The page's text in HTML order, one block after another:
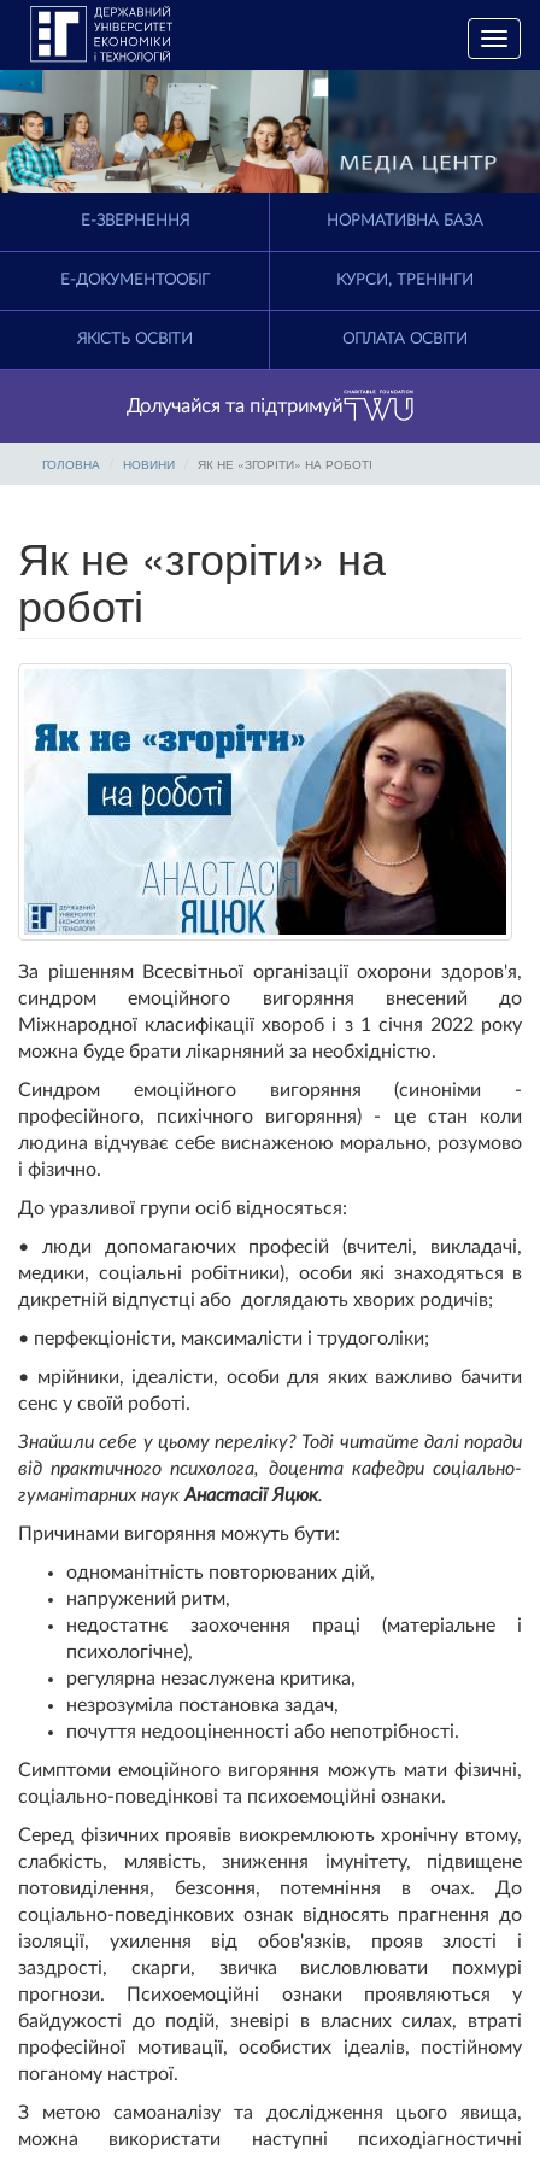
T
o
e
i
a
E-ЗВЕРНЕННЯ НОРМАТИВНА БАЗА
Е-ДОКУМЕНТООБІГ КУРСИ, ТРЕНІНГИ
ЯКІСТЬ ОСВІТИ ОПЛАТА ОСВІТИ
Долучайся та підтримуй
ГОЛОВНА НОВИНИ ЯК НЕ «ЗГОРІТИ» НА РОБОТІ
Як не «згоріти» на
роботі
За рішенням Всесвітньої організації охорони здоров'я,
синдром емоційного вигоряння внесений до
Міжнародної класифікації хвороб і з 1 січня 2022 року
можна буде брати лікарняний за необхідністю.
Синдром емоційного вигоряння (синоніми -
професійного, психічного вигоряння) - це стан коли
людина відчуває себе виснаженою морально, розумово
і фізично.
До уразливої групи осіб відносяться:
• люди допомагаючих професій (вчителі, викладачі,
медики, соціальні робітники), особи які знаходяться в
дикретній відпустці або доглядають хворих родичів;
• перфекціоністи, максималісти і трудоголіки;
• мрійники, ідеалісти, особи для яких важливо бачити
сенс у своїй роботі.
Знайшли себе у цьому переліку? Тоді читайте далі поради
від практичного психолога, доцента кафедри соціально-
гуманітарних наук Анастасії Яцюк.
Причинами вигоряння можуть бути:
одноманітність повторюваних дій,
напружений ритм,
недостатнє заохочення праці (матеріальне і
психологічне),
регулярна незаслужена критика,
незрозуміла постановка задач,
почуття недооціненності або непотрібності.
Симптоми емоційного вигоряння можуть мати фізичні,
соціально-поведінкові та психоемоційні ознаки.
Серед фізичних проявів виокремлюють хронічну втому,
слабкість, млявість, зниження імунітету, підвищене
потовиділення, безсоння, потемніння в очах. До
соціально-поведінкових ознак відносять прагнення до
ізоляції, ухилення від обов'язків, прояв злості і
заздрості, скарги, звичка висловлювати похмурі
прогнози. Психоемоційні ознаки проявляються у
байдужості до подій, зневірі в власних силах, втраті
професійної мотивації, особистих ідеалів, постійному
поганому настрої.
З метою самоаналізу та дослідження цього явища,
можна використати наступні психодіагностичні